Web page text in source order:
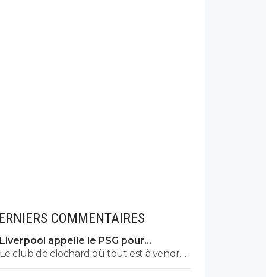
COMMENTAIRES
Liverpool appelle le PSG pour
renoncer à Barcola
Le club de clochard où tout est à vendre
n'a pas les moyens d'avoir un état derrière